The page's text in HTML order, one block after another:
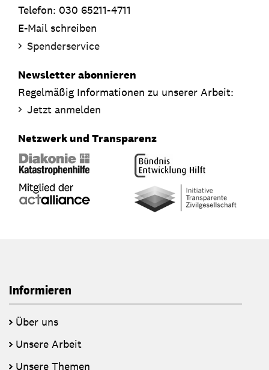
Telefon: 030 65211-4711
E-Mail schreiben
Spenderservice
Newsletter abonnieren
Regelmäßig Informationen zu unserer Arbeit:
Jetzt anmelden
Netzwerk und Transparenz
Informieren
Über uns
Unsere Arbeit
Unsere Themen